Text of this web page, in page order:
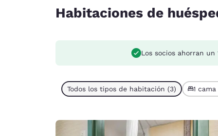
Habitaciones de
Los socios ahorran un
Todos los tipos de habitación (3) 1 cama